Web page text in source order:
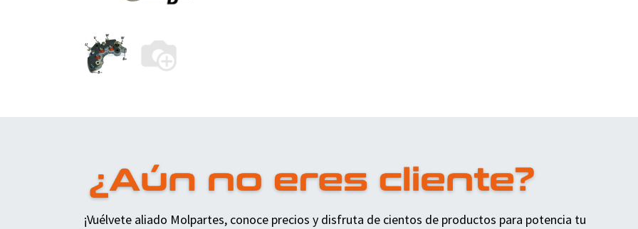
¡Vuélvete aliado Molpartes, conoce precios y disfruta de cientos de productos para potencia tu